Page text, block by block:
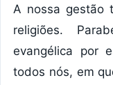
A nossa gestão
religiões.
evangélica por
todos nós, em